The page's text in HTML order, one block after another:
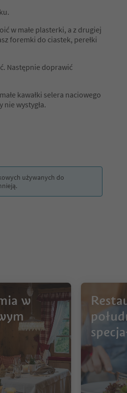
w małe plasterki, a z drugiej
foremki do ciastek, perełki
Następnie doprawić
kawałki selera naciowego
wystygła.
używanych do
w